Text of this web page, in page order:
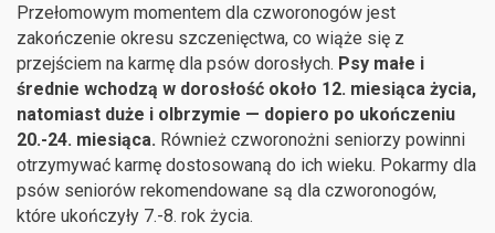
Przełomowym momentem dla czworonogów jest
zakończenie okresu szczenięctwa, co wiąże się z
przejściem na karmę dla psów dorosłych. Psy małe i
średnie wchodzą w dorosłość około 12. miesiąca życia,
natomiast duże i olbrzymie — dopiero po ukończeniu
20.-24. miesiąca. Również czworonożni seniorzy powinni
otrzymywać karmę dostosowaną do ich wieku. Pokarmy dla
psów seniorów rekomendowane są dla czworonogów,
które ukończyły 7.-8. rok życia.